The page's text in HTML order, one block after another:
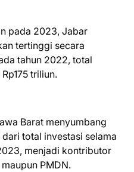
pada 2023, Jabar
tertinggi secara
tahun 2022, total
triliun.
Barat menyumbang
total investasi selama
menjadi kontributor
PMDN.